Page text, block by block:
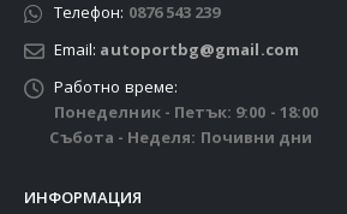
Телефон: 0876 543 239
Email: autoportbg@gmail.com
Работно време:
Понеделник - Петък: 9:00 - 18:00
Събота - Неделя: Почивни дни
ИНФОРМАЦИЯ